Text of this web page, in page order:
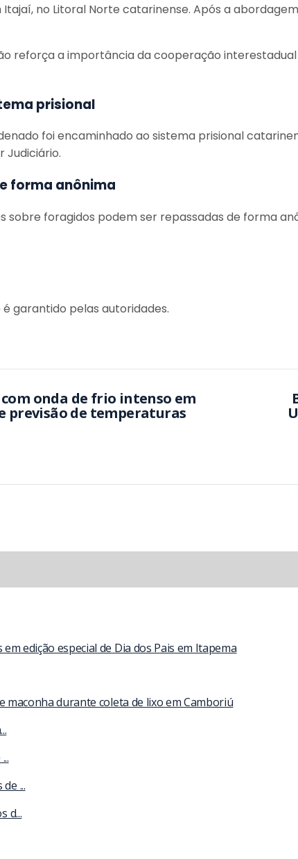
no Litoral Norte catarinense. Após a
reforça a importância da cooperação
prisional
foi encaminhado ao sistema prisional
Judiciário.
forma anônima
sobre foragidos podem ser repassadas de forma
garantido pelas autoridades.
onda de frio intenso em
previsão de temperaturas
edição especial de Dia dos Pais em Itapema
maconha durante coleta de lixo em Camboriú
...
d...